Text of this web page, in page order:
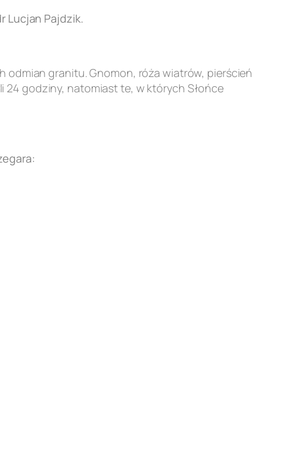
Lucjan Pajdzik.
odmian granitu. Gnomon, róża wiatrów, pierścień
24 godziny, natomiast te, w których Słońce